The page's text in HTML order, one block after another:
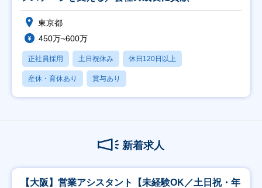
東京都
450万~600万
正社員採用 土日祝休み 休日120日以上
産休・育休あり 賞与あり
新着求人
【大阪】営業アシスタント【未経験OK／土日祝・年